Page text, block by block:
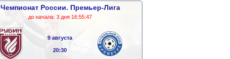
Чемпионат России. Премьер-Лига
до начала: 3 дня 16:55:47
9 августа
20:30